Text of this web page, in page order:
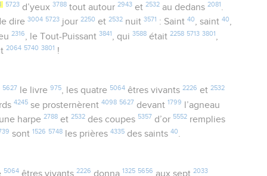
5723 d’yeux3788 tout autour2943 et2532 au dedans2081 .
dire3004 5723 jour2250 et2532 nuit3571 : Saint40, saint40,
2316 , le Tout-Puissant3841 , qui3588 était2258 5713 3801
2064 5740 3801 !
5627 le livre 975, les quatre 5064êtres vivants 2226 et 2532
4245 se prosternèrent4098 5627 devant 1799 l’agneau
une harpe2788 et2532 des coupes 5357 d’or 5552 remplies
sont1526 5748 les prières4335 des saints40.
5064êtres vivants 2226 donna 1325 5656 aux sept 2033